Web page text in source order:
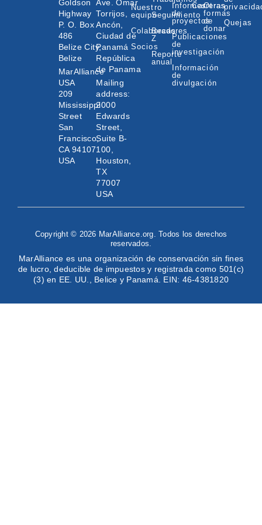
Goldson
Highway
P. O. Box
486
Belize City,
Belize
MarAlliance
USA
209
Mississippi
Street
San
Francisco,
CA 94107
USA
Ave. Omar
Torrijos,
Ancón,
Ciudad de
Panamá
República
de Panama
Mailing
address:
2000
Edwards
Street,
Suite B-
100,
Houston,
TX
77007
USA
Nuestro
equipo
Colaboradores
Socios
Seguimiento
Becas
Z
Reporte
anual
Informes
de
proyectos
Publicaciones
de
investigación
Información
de
divulgación
Carreras
Otras
formas
de
donar
Quejas
Copyright © 2026 MarAlliance.org. Todos los derechos
reservados.
MarAlliance es una organización de conservación sin fines
de lucro, deducible de impuestos y registrada como 501(c)
(3) en EE. UU., Belice y Panamá. EIN: 46-4381820